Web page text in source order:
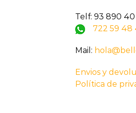
Telf: 93 890 40
722 59 48
Mail:
Envios y
Política de